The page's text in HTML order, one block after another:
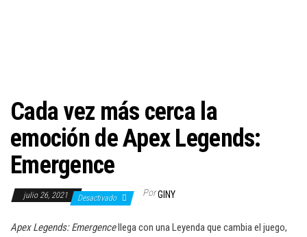
Cada vez más cerca la
emoción de Apex Legends:
Emergence
julio 26, 2021 Desactivado PorGINY
Apex Legends: Emergencellega con una Leyenda que cambia el juego,